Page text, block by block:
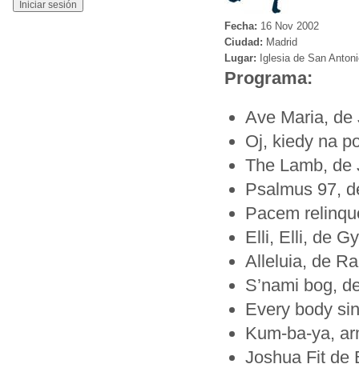
Fecha: 16 Nov 2002
Ciudad: Madrid
Lugar: Iglesia de San
Programa:
Ave Maria, de
Oj, kiedy na
The Lamb, de
Psalmus 97,
Pacem
Elli, Elli, de
Alleluia, de
S’nami bog,
Every body
Kum-ba-ya,
Joshua Fit de